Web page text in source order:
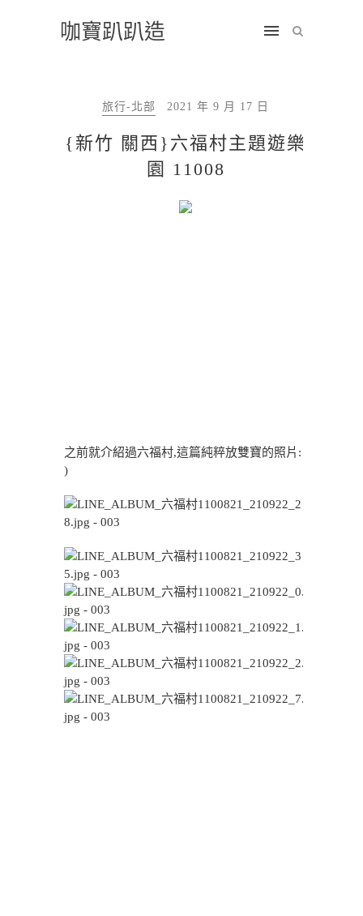
咖寶趴趴造
旅行-北部 2021 年 9 月 17 日
{新竹 關西}六福村主題遊樂
園 11008
之前就介紹過六福村,這篇純粹放雙寶的照片:
)